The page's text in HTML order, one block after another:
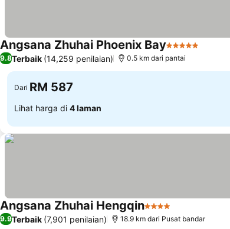
Angsana Zhuhai Phoenix Bay5 Bintang
9.8Terbaik (14,259 penilaian) 0.5 km dari pantai
Dari RM 587
Lihat harga di 4 laman
Angsana Zhuhai Hengqin4 Bintang
9.9Terbaik (7,901 penilaian) 18.9 km dari Pusat bandar